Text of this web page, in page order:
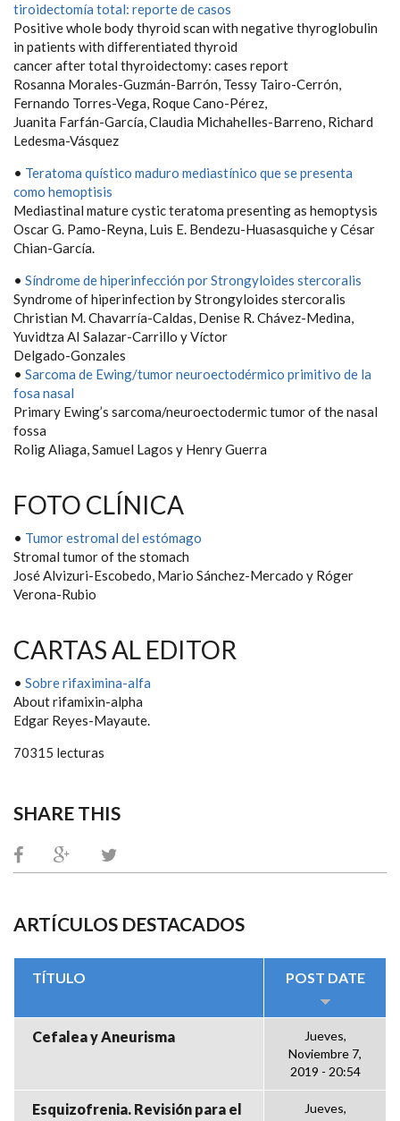
tiroidectomía total: reporte de casos
Positive whole body thyroid scan with negative thyroglobulin
in patients with differentiated thyroid
cancer after total thyroidectomy: cases report
Rosanna Morales-Guzmán-Barrón, Tessy Tairo-Cerrón,
Fernando Torres-Vega, Roque Cano-Pérez,
Juanita Farfán-García, Claudia Michahelles-Barreno, Richard
Ledesma-Vásquez
• Teratoma quístico maduro mediastínico que se presenta
como hemoptisis
Mediastinal mature cystic teratoma presenting as hemoptysis
Oscar G. Pamo-Reyna, Luis E. Bendezu-Huasasquiche y César
Chian-García.
• Síndrome de hiperinfección por Strongyloides stercoralis
Syndrome of hiperinfection by Strongyloides stercoralis
Christian M. Chavarría-Caldas, Denise R. Chávez-Medina,
Yuvidtza AI Salazar-Carrillo y Víctor
Delgado-Gonzales
• Sarcoma de Ewing/tumor neuroectodérmico primitivo de la
fosa nasal
Primary Ewing’s sarcoma/neuroectodermic tumor of the nasal
fossa
Rolig Aliaga, Samuel Lagos y Henry Guerra
FOTO CLÍNICA
• Tumor estromal del estómago
Stromal tumor of the stomach
José Alvizuri-Escobedo, Mario Sánchez-Mercado y Róger
Verona-Rubio
CARTAS AL EDITOR
• Sobre rifaximina-alfa
About rifamixin-alpha
Edgar Reyes-Mayaute.
70315 lecturas
SHARE THIS
ARTÍCULOS DESTACADOS
TÍTULO POST DATE
Cefalea y Aneurisma
Jueves,
Noviembre 7,
2019 - 20:54
Esquizofrenia. Revisión para el
Jueves,